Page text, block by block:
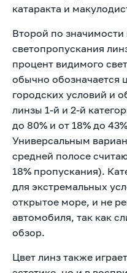
катаракта и
Второй по значимости
светопропускания
процент видимого
обычно обозначается
городских условий и
линзы 1-й и 2-й
до 80% и от 18% до
Универсальным
средней полосе
18% пропускания).
для экстремальных
открытое море, и не
автомобиля, так как
обзор.
Цвет линз также